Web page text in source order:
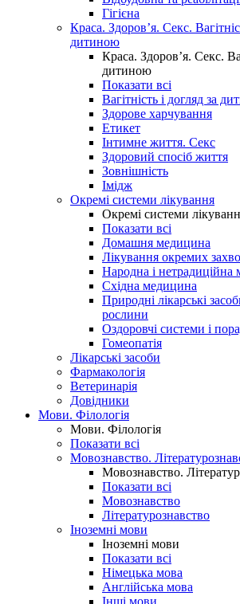
Гігієна
Краса. Здоров’я. Секс.
дитиною
Краса. Здоров’я. Секс.
дитиною
Показати всі
Вагітність і догляд за
Здорове харчування
Етикет
Інтимне життя. Секс
Здоровий спосіб життя
Зовнішність
Імідж
Окремі системи лікування
Окремі системи
Показати всі
Домашня медицина
Лікування окремих
Народна і нетрадиційна
Східна медицина
Природні лікарські
рослини
Оздоровчі системи і
Гомеопатія
Лікарські засоби
Фармакологія
Ветеринарія
Довідники
Мови. Філологія
Мови. Філологія
Показати всі
Мовознавство.
Мовознавство.
Показати всі
Мовознавство
Літературознавство
Іноземні мови
Іноземні мови
Показати всі
Німецька мова
Англійська мова
Інші мови